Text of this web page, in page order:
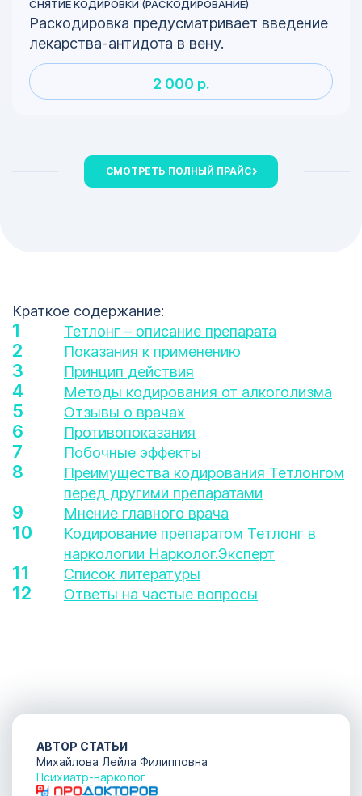
СНЯТИЕ КОДИРОВКИ (РАСКОДИРОВАНИЕ)
Раскодировка предусматривает введение
лекарства-антидота в вену.
2 000 р.
СМОТРЕТЬ ПОЛНЫЙ ПРАЙС
Краткое содержание:
Тетлонг – описание препарата
Показания к применению
Принцип действия
Методы кодирования от алкоголизма
Отзывы о врачах
Противопоказания
Побочные эффекты
Преимущества кодирования Тетлонгом
перед другими препаратами
Мнение главного врача
Кодирование препаратом Тетлонг в
наркологии Нарколог.Эксперт
Список литературы
Ответы на частые вопросы
АВТОР СТАТЬИ
Михайлова Лейла Филипповна
Психиатр-нарколог